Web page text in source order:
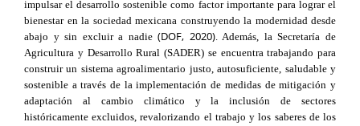
impulsar el desarrollo sostenible como factor importante para lograr el
bienestar en la sociedad mexicana construyendo la modernidad desde
abajo y sin excluir a nadie (DOF, 2020). Además, la Secretaría de
Agricultura y Desarrollo Rural (SADER) se encuentra trabajando para
construir un sistema agroalimentario justo, autosuficiente, saludable y
sostenible a través de la implementación de medidas de mitigación y
adaptación al cambio climático y la inclusión de sectores
históricamente excluidos, revalorizando el trabajo y los saberes de los